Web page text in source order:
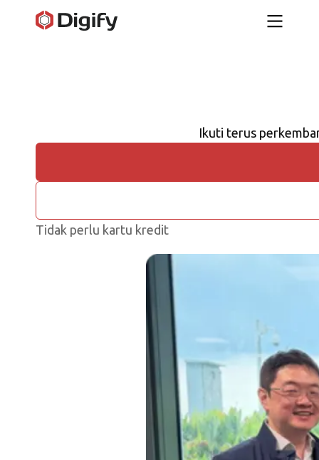
Ikuti terus
Tidak perlu kartu kredit